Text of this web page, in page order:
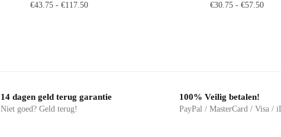
€43.75 - €117.50 €30.75 - €57.50
14 dagen geld terug garantie
Niet goed? Geld terug!
100% Veilig betalen!
PayPal / MasterCard / Visa /